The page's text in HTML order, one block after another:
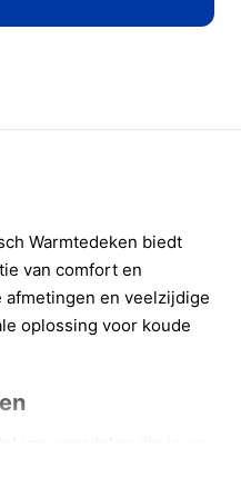
Warmtedeken biedt
van comfort en
en veelzijdige
oplossing voor koude